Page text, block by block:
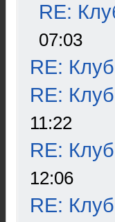
RE:
07:03
RE:
RE:
11:22
RE:
12:06
RE: